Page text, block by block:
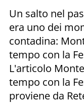
Un salto nel
era uno dei
contadina:
tempo con la
L'articolo
tempo con la
proviene da